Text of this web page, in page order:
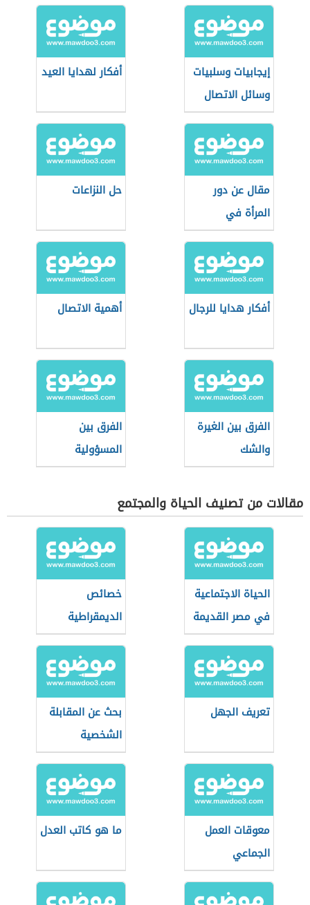
إيجابيات وسلبيات
وسائل الاتصال
أفكار لهدايا العيد
مقال عن دور
المرأة في
المجتمع
حل النزاعات
أفكار هدايا للرجال أهمية الاتصال
الفرق بين الغيرة
والشك
الفرق بين
المسؤولية
العقدية
التقصيرية
مقالات من تصنيف الحياة والمجتمع
الحياة الاجتماعية
في مصر القديمة
خصائص
الديمقراطية
تعريف الجهل
بحث عن المقابلة
الشخصية
معوقات العمل
الجماعي
ما هو كاتب العدل